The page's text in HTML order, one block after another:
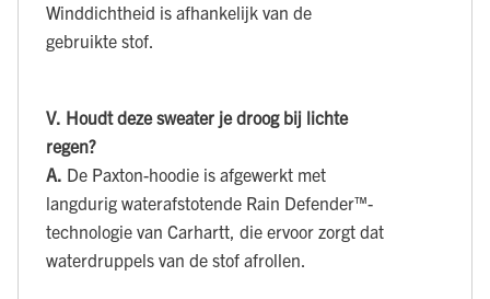
Winddichtheid is afhankelijk van de
gebruikte stof.
V. Houdt deze sweater je droog bij lichte
regen?
A. De Paxton-hoodie is afgewerkt met
langdurig waterafstotende Rain Defender™-
technologie van Carhartt, die ervoor zorgt dat
waterdruppels van de stof afrollen.